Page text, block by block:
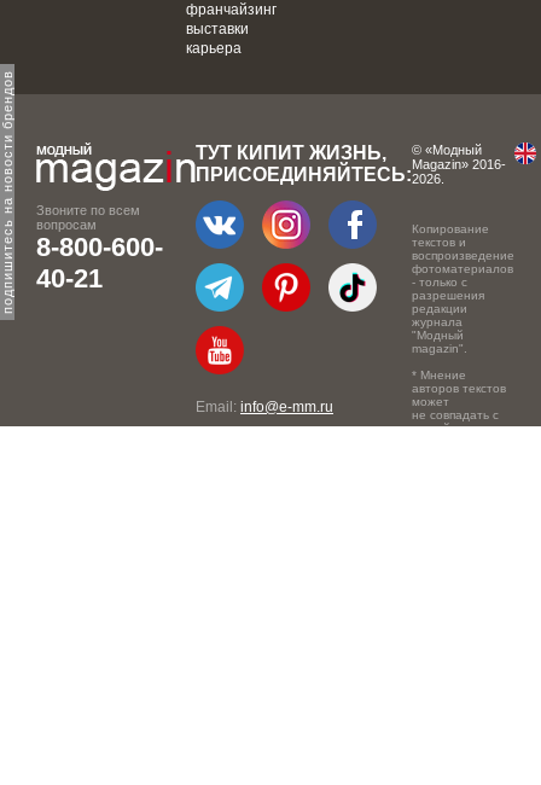
подпишитесь на новости брендов
франчайзинг
выставки
карьера
Звоните по всем
вопросам
8-800-600-
40-21
ТУТ КИПИТ ЖИЗНЬ,
ПРИСОЕДИНЯЙТЕСЬ:
Email: info@e-mm.ru
© «Модный
Magazin» 2016-
2026.
Копирование
текстов и
воспроизведение
фотоматериалов
- только с
разрешения
редакции
журнала
"Модный
magazin".
* Мнение
авторов текстов
может
не совпадать с
точкой зрения